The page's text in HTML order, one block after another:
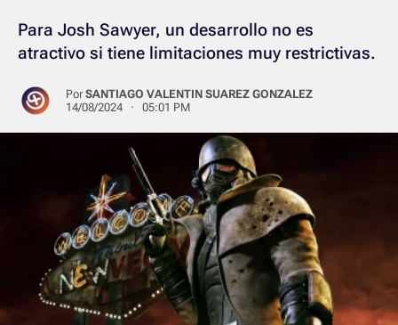
Para Josh Sawyer, un desarrollo no es
atractivo si tiene limitaciones muy restrictivas.
PorSANTIAGO VALENTIN SUAREZ GONZALEZ
14/08/2024 · 05:01 PM